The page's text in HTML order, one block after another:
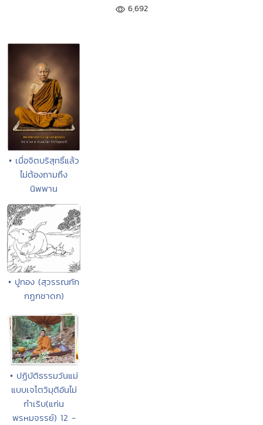
6,692
• เมื่อจิตบริสุทธิ์แล้ว
ไม่ต้องถามถึง
นิพพาน
• ปูทอง (สุวรรณกัก
กฏกชาดก)
• ปฏิบัติธรรมวันแม่
แบบเจโตวิมุติอันไม่
กำเริบ(แก่น
พรหมจรรย์) 12 -